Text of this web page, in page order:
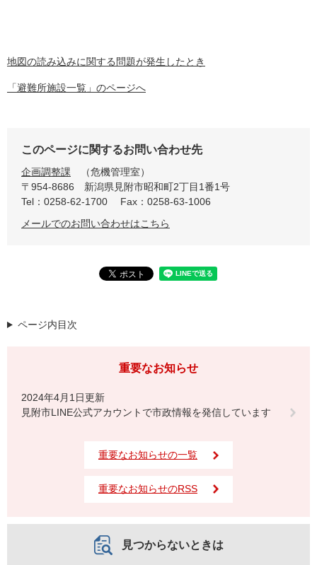
地図の読み込みに関する問題が発生したとき
「避難所施設一覧」のページへ
このページに関するお問い合わせ先
企画調整課
危機管理室
〒954-8686
新潟県見附市昭和町2丁目1番1号
Tel：0258-62-1700
Fax：0258-63-1006
メールでのお問い合わせはこちら
ページ内目次
重要なお知らせ
2024年4月1日更新
見附市LINE公式アカウントで市政情報を発信しています
重要なお知らせの一覧
重要なお知らせのRSS
見つからないときは